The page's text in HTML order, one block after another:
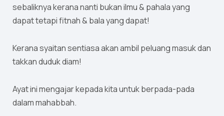
sebaliknya kerana nanti bukan ilmu & pahala yang
dapat tetapi fitnah & bala yang dapat!
Kerana syaitan sentiasa akan ambil peluang masuk dan
takkan duduk diam!
Ayat ini mengajar kepada kita untuk berpada-pada
dalam mahabbah.